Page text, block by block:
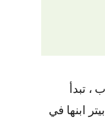
، تبدأ
ابنها في